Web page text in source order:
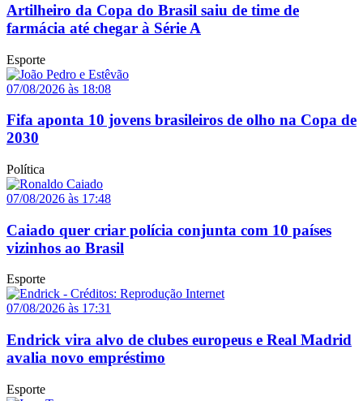
Artilheiro da Copa do Brasil saiu de time de
farmácia até chegar à Série A
Esporte
07/08/2026 às 18:08
Fifa aponta 10 jovens brasileiros de olho na Copa de
2030
Política
07/08/2026 às 17:48
Caiado quer criar polícia conjunta com 10 países
vizinhos ao Brasil
Esporte
07/08/2026 às 17:31
Endrick vira alvo de clubes europeus e Real Madrid
avalia novo empréstimo
Esporte